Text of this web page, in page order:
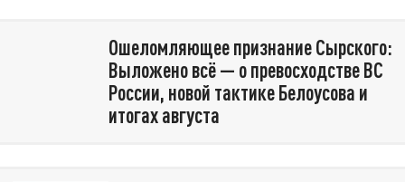
Ошеломляющее признание Сырского:
Выложено всё — о превосходстве ВС
России, новой тактике Белоусова и
итогах августа